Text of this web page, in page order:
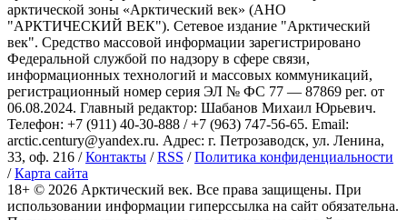
арктической зоны «Арктический век» (АНО
"АРКТИЧЕСКИЙ ВЕК"). Сетевое издание "Арктический
век". Средство массовой информации зарегистрировано
Федеральной службой по надзору в сфере связи,
информационных технологий и массовых коммуникаций,
регистрационный номер серия ЭЛ № ФС 77 — 87869 рег. от
06.08.2024. Главный редактор: Шабанов Михаил Юрьевич.
Телефон: +7 (911) 40-30-888 / +7 (963) 747-56-65. Email:
arctic.century@yandex.ru. Адрес: г. Петрозаводск, ул. Ленина,
33, оф. 216 /Контакты /RSS /Политика конфиденциальности
/Карта сайта
18+ © 2026 Арктический век. Все права защищены. При
использовании информации гиперссылка на сайт обязательна.